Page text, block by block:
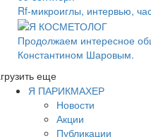
Rf-микроиглы, интервью,
Продолжаем интересное
Константином Шаровым.
еще
Я ПАРИКМАХЕР
Новости
Акции
Публикации